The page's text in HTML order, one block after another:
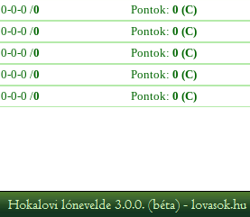
0-0-0 /0 Pontok: 0 (C)
0-0-0 /0 Pontok: 0 (C)
0-0-0 /0 Pontok: 0 (C)
0-0-0 /0 Pontok: 0 (C)
0-0-0 /0 Pontok: 0 (C)